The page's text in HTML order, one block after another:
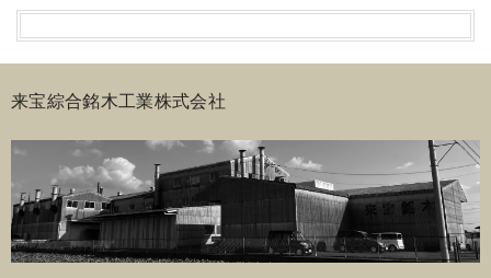
来宝綜合銘木工業株式会社